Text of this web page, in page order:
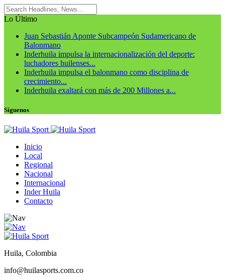
Lo Último
Juan Sebastián Aponte Subcampeón Sudamericano de
Balonmano
Inderhuila impulsa la internacionalización del deporte:
luchadores huilenses...
Inderhuila impulsa el balonmano como disciplina de
crecimiento...
Inderhuila exaltará con más de 200 Millones a...
Síguenos
Inicio
Local
Regional
Nacional
Internacional
Inder Huila
Contacto
Huila, Colombia
info@huilasports.com.co